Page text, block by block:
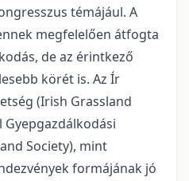
témájául. A
megfelelően átfogta
de az érintkező
körét is. Az Ír
(Irish Grassland
Gyepgazdálkodási
Society), mint
formájának jó